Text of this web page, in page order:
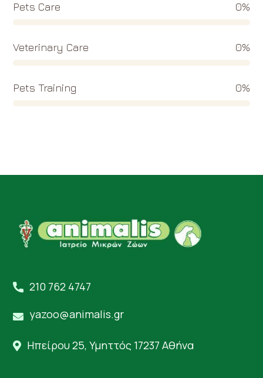
Pets Care 0%
Veterinary Care 0%
Pets Training 0%
210 762 4747
yazoo@animalis.gr
Ηπείρου 25, Υμηττός 17237 Αθήνα